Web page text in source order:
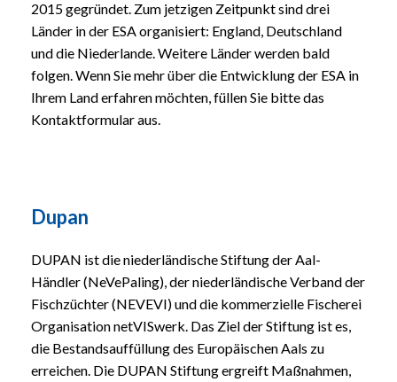
2015 gegründet. Zum jetzigen Zeitpunkt sind drei
Länder in der ESA organisiert: England, Deutschland
und die Niederlande. Weitere Länder werden bald
folgen. Wenn Sie mehr über die Entwicklung der ESA in
Ihrem Land erfahren möchten, füllen Sie bitte das
Kontaktformular aus.
Dupan
DUPAN ist die niederländische Stiftung der Aal-
Händler (NeVePaling), der niederländische Verband der
Fischzüchter (NEVEVI) und die kommerzielle Fischerei
Organisation netVISwerk. Das Ziel der Stiftung ist es,
die Bestandsauffüllung des Europäischen Aals zu
erreichen. Die DUPAN Stiftung ergreift Maßnahmen,